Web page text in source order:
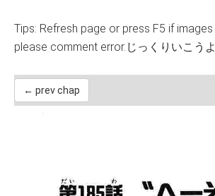
Tips: Refresh page or press F5 if
please comment error.じっくりいこうよ
← prev chap